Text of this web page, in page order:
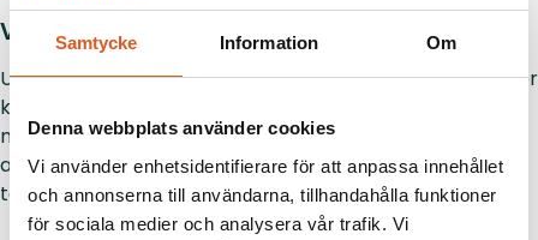
Samtycke Information Om
Denna webbplats använder cookies
Vi använder enhetsidentifierare för att anpassa innehållet
och annonserna till användarna, tillhandahålla funktioner
för sociala medier och analysera vår trafik. Vi
Vad ska LIA-perioden innehålla?
Under LIA ska studenten arbeta med relevanta uppgifter
kopplade till sin utbildning. Med handledning får de
möjlighet att utveckla sin kompetens, bygga
arbetslivserfarenhet och bidra med ny energi till ert
team.